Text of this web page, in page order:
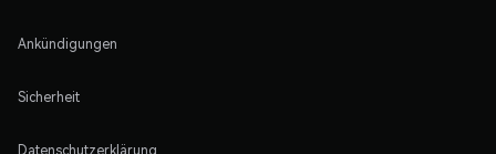
Ankündigungen
Sicherheit
Datenschutzerklärung